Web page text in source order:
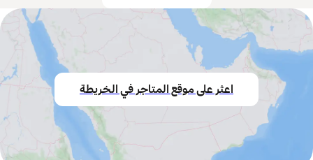
اعثر على موقع المتاجر في الخريطة